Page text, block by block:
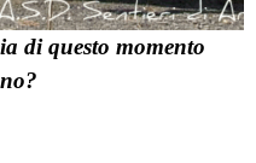
di questo momento